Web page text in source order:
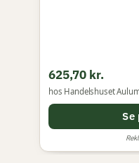
625,70 kr.
hos Handelshuset
Se